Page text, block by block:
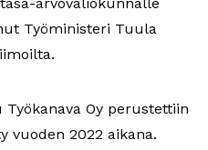
arvovaliokunnalle
Työministeri Tuula
Oy perustettiin
vuoden 2022 aikana.